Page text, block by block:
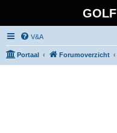
V&A
Portaal Forumoverzicht